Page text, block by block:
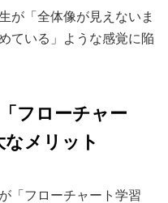
が「全体像が見えないま
ている」ような感覚に陥
フローチャー
なメリット
「フローチャート学習